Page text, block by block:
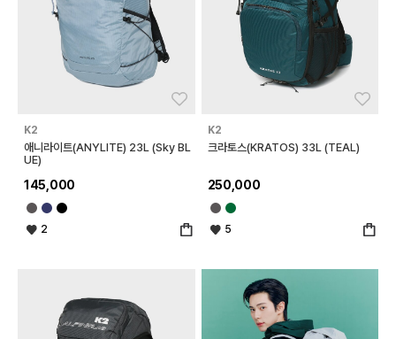
K2
애니라이트(ANYLITE) 23L (Sky BL
UE)
145,000
2
K2
크라토스(KRATOS) 33L (TEAL)
250,000
5